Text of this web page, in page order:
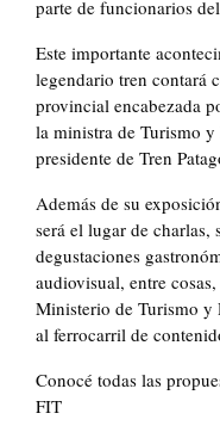
parte de funcionarios
Este importante
legendario tren contará
provincial encabezada
la ministra de Turismo
presidente de Tren
Además de su
será el lugar de charlas,
degustaciones
audiovisual, entre
Ministerio de Turismo y
al ferrocarril de
Conocé todas las
FIT